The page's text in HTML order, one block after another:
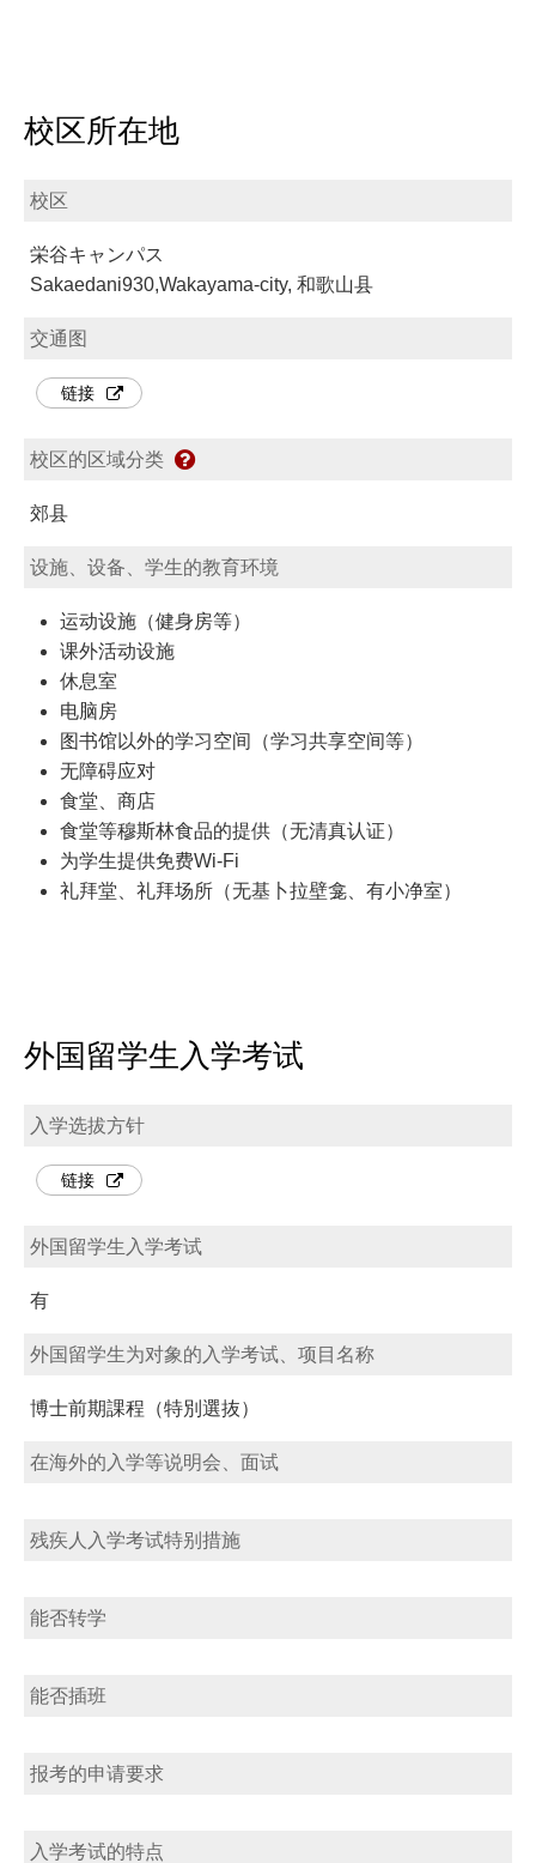
校区所在地
校区
栄谷キャンパス
Sakaedani930,Wakayama-city, 和歌山县
交通图
链接
校区的区域分类
郊县
设施、设备、学生的教育环境
运动设施（健身房等）
课外活动设施
休息室
电脑房
图书馆以外的学习空间（学习共享空间等）
无障碍应对
食堂、商店
食堂等穆斯林食品的提供（无清真认证）
为学生提供免费Wi-Fi
礼拜堂、礼拜场所（无基卜拉壁龛、有小净室）
外国留学生入学考试
入学选拔方针
链接
外国留学生入学考试
有
外国留学生为对象的入学考试、项目名称
博士前期課程（特別選抜）
在海外的入学等说明会、面试
残疾人入学考试特别措施
能否转学
能否插班
报考的申请要求
入学考试的特点